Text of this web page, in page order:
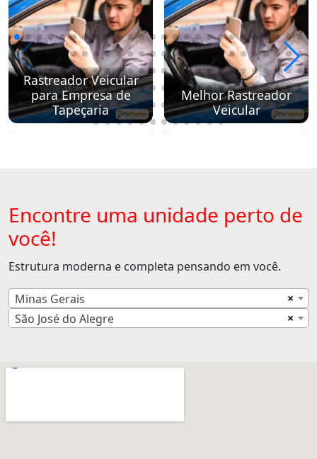
Rastreador Veicular
para Empresa de
Tapeçaria
Melhor Rastreador
Veicular
Encontre uma unidade perto de
você!
Estrutura moderna e completa pensando em você.
×
Minas Gerais
×
São José do Alegre